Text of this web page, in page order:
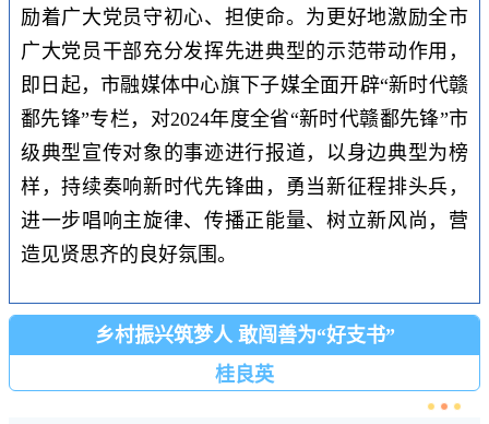
励着广大党员守初心、担使命。为更好地激励全市
广大党员干部充分发挥先进典型的示范带动作用，
即日起，市融媒体中心旗下子媒全面开辟“新时代赣
鄱先锋”专栏，对2024年度全省“新时代赣鄱先锋”市
级典型宣传对象的事迹进行报道，以身边典型为榜
样，持续奏响新时代先锋曲，勇当新征程排头兵，
进一步唱响主旋律、传播正能量、树立新风尚，营
造见贤思齐的良好氛围。
乡村振兴筑梦人 敢闯善为“好支书”
桂良英